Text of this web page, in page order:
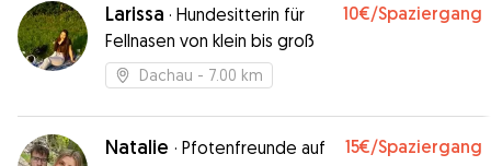
Larissa · Hundesitterin für
Fellnasen von klein bis groß
10€/Spaziergang
Dachau - 7.00 km
Natalie · Pfotenfreunde auf
15€/Spaziergang